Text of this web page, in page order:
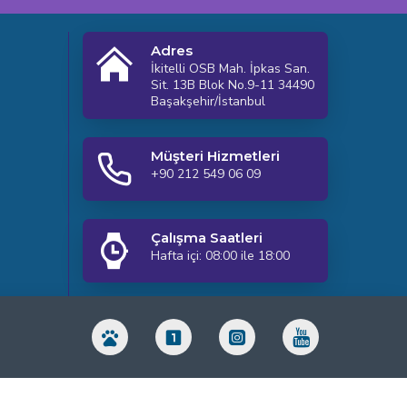
Adres
İkitelli OSB Mah. İpkas San.
Sit. 13B Blok No.9-11 34490
Başakşehir/İstanbul
Müşteri Hizmetleri
+90 212 549 06 09
Çalışma Saatleri
Hafta içi: 08:00 ile 18:00